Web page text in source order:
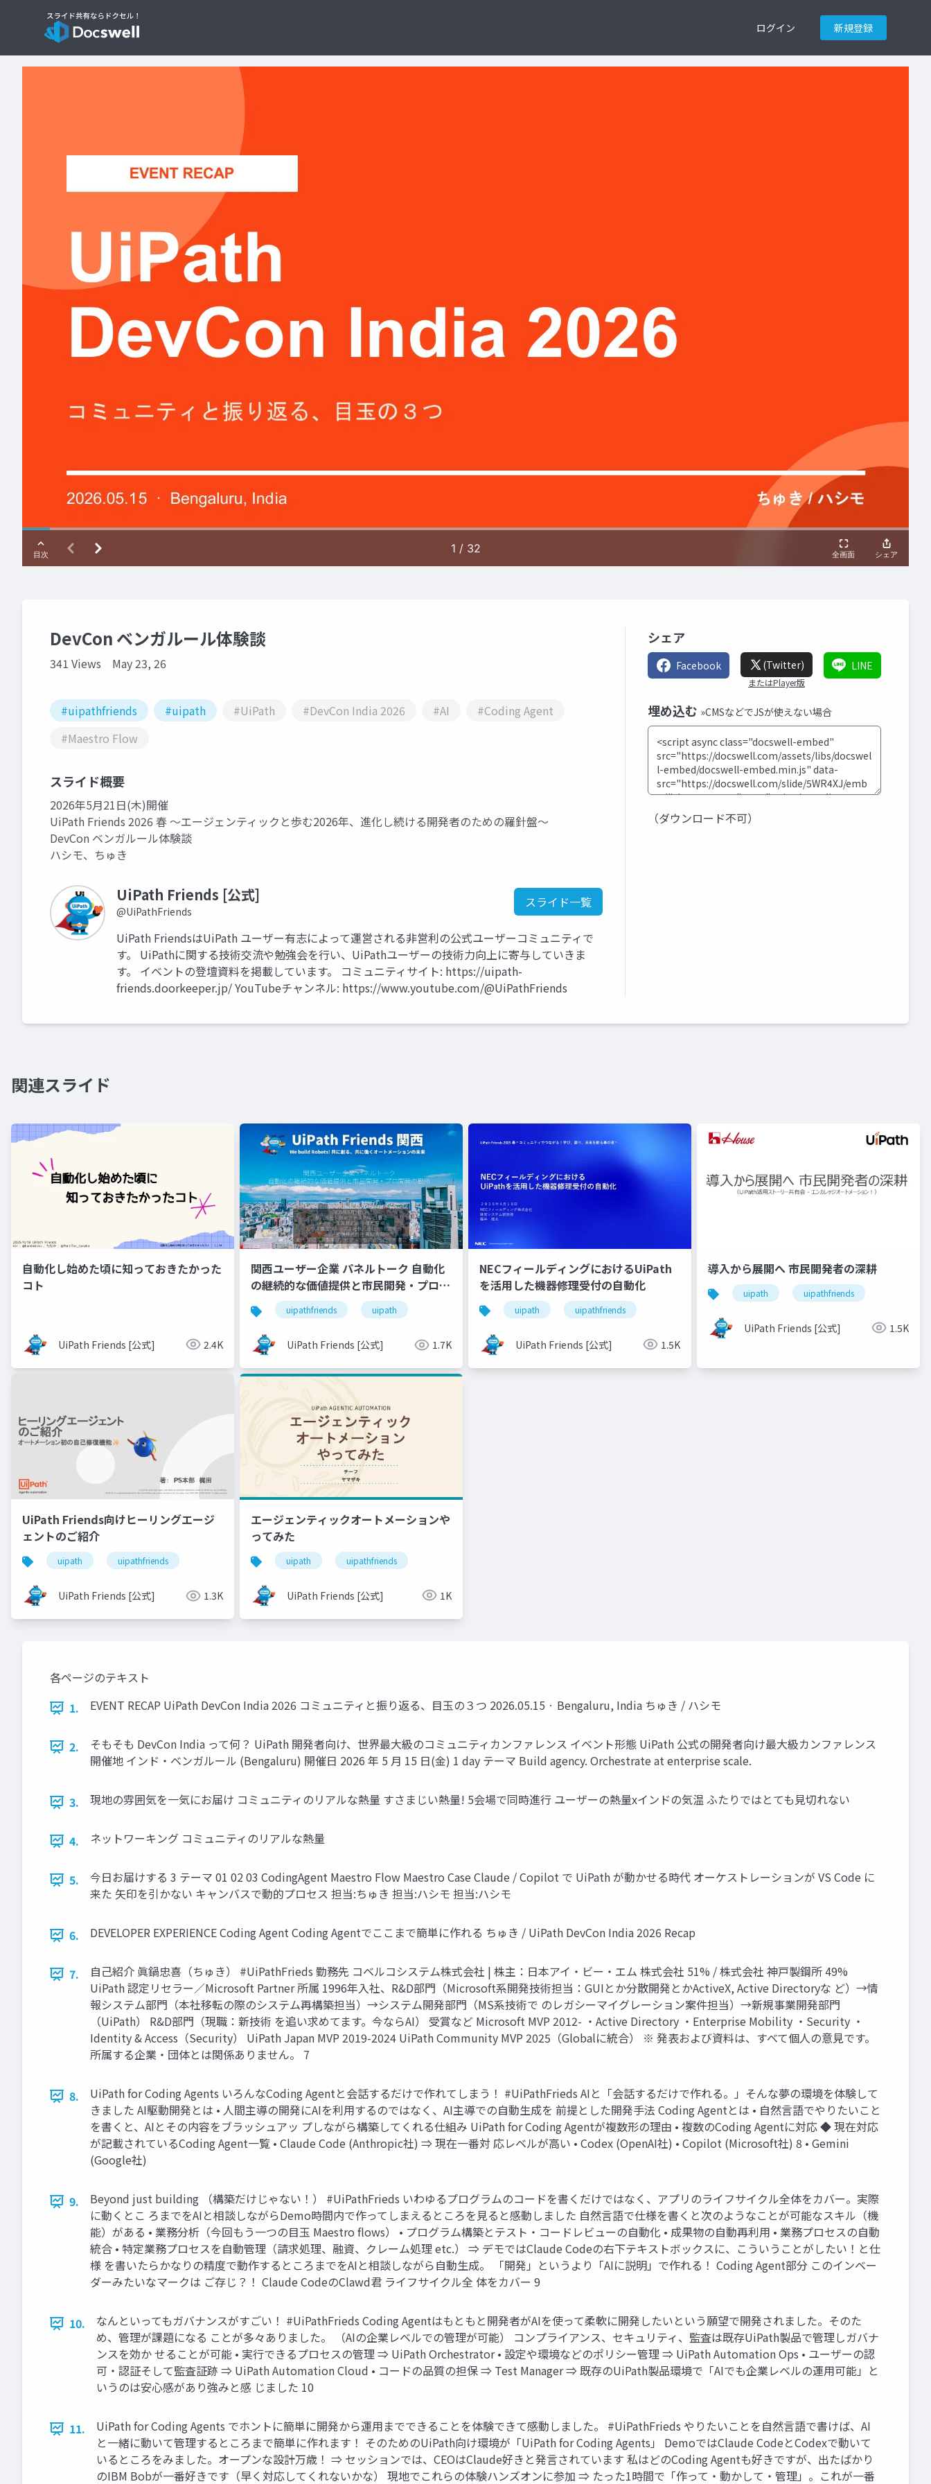
ログイン 新規登録
DevCon ベンガルール体験談
341 Views May 23, 26
#uipathfriends #uipath #UiPath #DevCon India 2026 #AI
#Coding Agent
#Maestro Flow
スライド概要
2026年5月21日(木)開催
UiPath Friends 2026 春 ～エージェンティックと歩む2026年、進化し続ける開発者のための羅針盤～
DevCon ベンガルール体験談
ハシモ、ちゅき
UiPath Friends [公式]
@UiPathFriends
スライド一覧
UiPath FriendsはUiPath ユーザー有志によって運営される非営利の公式ユーザーコミュニティで
す。 UiPathに関する技術交流や勉強会を行い、UiPathユーザーの技術力向上に寄与していきま
す。 イベントの登壇資料を掲載しています。 コミュニティサイト: https://uipath-
friends.doorkeeper.jp/ YouTubeチャンネル: https://www.youtube.com/@UiPathFriends
シェア
Facebook (Twitter)
またはPlayer版
LINE
埋め込む »CMSなどでJSが使えない場合
（ダウンロード不可）
関連スライド
自動化し始めた頃に知っておきたかった
コト
UiPath Friends [公式] 2.4K
関西ユーザー企業 パネルトーク 自動化
の継続的な価値提供と市民開発・プロ開
発の勘所uipathfriends uipath
UiPath Friends [公式] 1.7K
NECフィールディングにおけるUiPath
を活用した機器修理受付の自動化
uipath uipathfriends
UiPath Friends [公式] 1.5K
導入から展開へ 市民開発者の深耕
uipath uipathfriends
UiPath Friends [公式] 1.5K
UiPath Friends向けヒーリングエージ
ェントのご紹介
uipath uipathfriends
UiPath Friends [公式] 1.3K
エージェンティックオートメーションや
ってみた
uipath uipathfriends
UiPath Friends [公式] 1K
各ページのテキスト
1.
EVENT RECAP UiPath DevCon India 2026 コミュニティと振り返る、目玉の３つ 2026.05.15 · Bengaluru, India ちゅき / ハシモ
2.
そもそも DevCon India って何？ UiPath 開発者向け、世界最大級のコミュニティカンファレンス イベント形態 UiPath 公式の開発者向け最大級カンファレンス
開催地 インド・ベンガルール (Bengaluru) 開催日 2026 年 5 月 15 日(金) 1 day テーマ Build agency. Orchestrate at enterprise scale.
3. 現地の雰囲気を一気にお届け コミュニティのリアルな熱量 すさまじい熱量! 5会場で同時進行 ユーザーの熱量xインドの気温 ふたりではとても見切れない
4. ネットワーキング コミュニティのリアルな熱量
5.
今日お届けする 3 テーマ 01 02 03 CodingAgent Maestro Flow Maestro Case Claude / Copilot で UiPath が動かせる時代 オーケストレーションが VS Code に
来た 矢印を引かない キャンバスで動的プロセス 担当:ちゅき 担当:ハシモ 担当:ハシモ
6. DEVELOPER EXPERIENCE Coding Agent Coding Agentでここまで簡単に作れる ちゅき / UiPath DevCon India 2026 Recap
7.
自己紹介 眞鍋忠喜（ちゅき） #UiPathFrieds 勤務先 コベルコシステム株式会社 | 株主：日本アイ・ビー・エム 株式会社 51% / 株式会社 神戸製鋼所 49%
UiPath 認定リセラー／Microsoft Partner 所属 1996年入社、R&D部門（Microsoft系開発技術担当：GUIとか分散開発とかActiveX, Active Directoryな ど）→情
報システム部門（本社移転の際のシステム再構築担当）→システム開発部門（MS系技術で のレガシーマイグレーション案件担当）→新規事業開発部門
（UiPath） R&D部門（現職：新技術 を追い求めてます。今ならAI） 受賞など Microsoft MVP 2012- ・Active Directory ・Enterprise Mobility ・Security ・
Identity & Access（Security） UiPath Japan MVP 2019-2024 UiPath Community MVP 2025（Globalに統合） ※ 発表および資料は、すべて個人の意見です。
所属する企業・団体とは関係ありません。 7
8.
UiPath for Coding Agents いろんなCoding Agentと会話するだけで作れてしまう！ #UiPathFrieds AIと「会話するだけで作れる。」そんな夢の環境を体験して
きました AI駆動開発とは • 人間主導の開発にAIを利用するのではなく、AI主導での自動生成を 前提とした開発手法 Coding Agentとは • 自然言語でやりたいこと
を書くと、AIとその内容をブラッシュアッ プしながら構築してくれる仕組み UiPath for Coding Agentが複数形の理由 • 複数のCoding Agentに対応 ◆ 現在対応
が記載されているCoding Agent一覧 • Claude Code (Anthropic社) ⇒ 現在一番対 応レベルが高い • Codex (OpenAI社) • Copilot (Microsoft社) 8 • Gemini
(Google社)
9.
Beyond just building （構築だけじゃない！） #UiPathFrieds いわゆるプログラムのコードを書くだけではなく、アプリのライフサイクル全体をカバー。実際
に動くとこ ろまでをAIと相談しながらDemo時間内で作ってしまえるところを見ると感動しました 自然言語で仕様を書くと次のようなことが可能なスキル（機
能）がある • 業務分析（今回もう一つの目玉 Maestro flows） • プログラム構築とテスト・コードレビューの自動化 • 成果物の自動再利用 • 業務プロセスの自動
統合 • 特定業務プロセスを自動管理（請求処理、融資、クレーム処理 etc.） ⇒ デモではClaude Codeの右下テキストボックスに、こういうことがしたい！と仕
様 を書いたらかなりの精度で動作するところまでをAIと相談しながら自動生成。 「開発」というより「AIに説明」で作れる！ Coding Agent部分 このインベー
ダーみたいなマークは ご存じ？！ Claude CodeのClawd君 ライフサイクル全 体をカバー 9
10.
なんといってもガバナンスがすごい！ #UiPathFrieds Coding Agentはもともと開発者がAIを使って柔軟に開発したいという願望で開発されました。そのた
め、管理が課題になる ことが多々ありました。 （AIの企業レベルでの管理が可能） コンプライアンス、セキュリティ、監査は既存UiPath製品で管理しガバナ
ンスを効か せることが可能 • 実行できるプロセスの管理 ⇒ UiPath Orchestrator • 設定や環境などのポリシー管理 ⇒ UiPath Automation Ops • ユーザーの認
可・認証そして監査証跡 ⇒ UiPath Automation Cloud • コードの品質の担保 ⇒ Test Manager ⇒ 既存のUiPath製品環境で「AIでも企業レベルの運用可能」と
いうのは安心感があり強みと感 じました 10
11.
UiPath for Coding Agents でホントに簡単に開発から運用までできることを体験できて感動しました。 #UiPathFrieds やりたいことを自然言語で書けば、AI
と一緒に動いて管理するところまで簡単に作れます！ そのためのUiPath向け環境が「UiPath for Coding Agents」 DemoではClaude CodeとCodexで動いて
いるところをみました。オープンな設計万歳！ ⇒ セッションでは、CEOはClaude好きと発言されています 私はどのCoding Agentも好きですが、出たばかり
のIBM Bobが一番好きです（早く対応してくれないかな） 現地でこれらの体験ハンズオンに参加 ⇒ たった1時間で「作って・動かして・管理」。これが一番